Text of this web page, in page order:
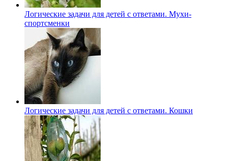
Логические задачи для детей с ответами. Мухи-
спортсменки
Логические задачи для детей с ответами. Кошки